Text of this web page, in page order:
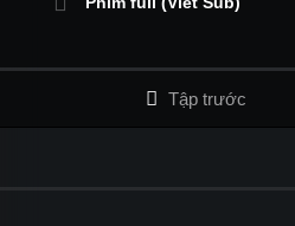
Tập trước